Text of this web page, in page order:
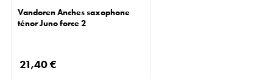
Vandoren Anches saxophone
ténor Juno force 2
21,40 €